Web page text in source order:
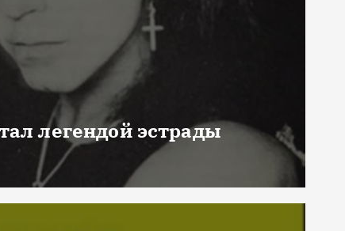
легендой эстрады